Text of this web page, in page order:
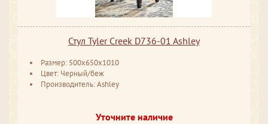
Стул Tyler Creek D736-01 Ashley
Размер: 500x650x1010
Цвет: Черный/беж
Производитель: Ashley
Уточните наличие